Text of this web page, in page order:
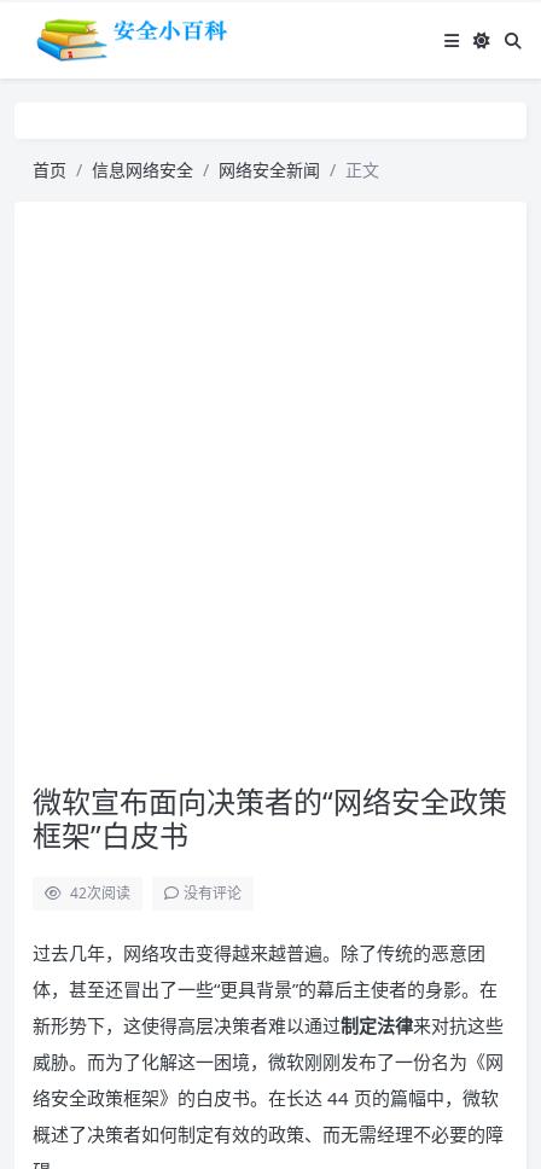
首页 信息网络安全 网络安全新闻 正文
微软宣布面向决策者的“网络安全政策
框架”白皮书
42次阅读 没有评论
过去几年，网络攻击变得越来越普遍。除了传统的恶意团
体，甚至还冒出了一些“更具背景”的幕后主使者的身影。在
新形势下，这使得高层决策者难以通过制定法律来对抗这些
威胁。而为了化解这一困境，微软刚刚发布了一份名为《网
络安全政策框架》的白皮书。在长达 44 页的篇幅中，微软
概述了决策者如何制定有效的政策、而无需经理不必要的障